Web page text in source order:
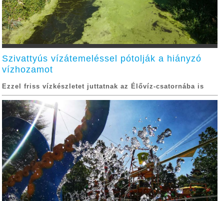
Szivattyús vízátemeléssel pótolják a hiányzó
vízhozamot
Ezzel friss vízkészletet juttatnak az Élővíz-csatornába is